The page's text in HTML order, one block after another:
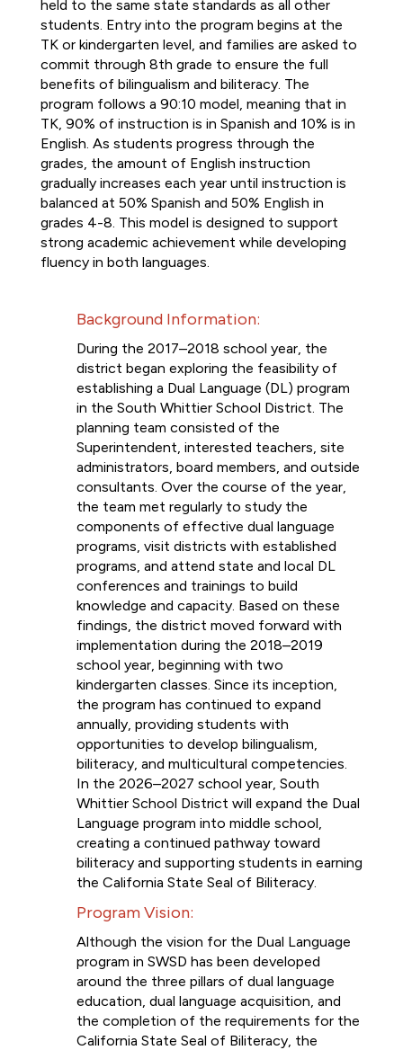
held to the same state standards as all other
students. Entry into the program begins at the
TK or kindergarten level, and families are asked to
commit through 8th grade to ensure the full
benefits of bilingualism and biliteracy. The
program follows a 90:10 model, meaning that in
TK, 90% of instruction is in Spanish and 10% is in
English. As students progress through the
grades, the amount of English instruction
gradually increases each year until instruction is
balanced at 50% Spanish and 50% English in
grades 4-8. This model is designed to support
strong academic achievement while developing
fluency in both languages.
Background Information:
During the 2017–2018 school year, the
district began exploring the feasibility of
establishing a Dual Language (DL) program
in the South Whittier School District. The
planning team consisted of the
Superintendent, interested teachers, site
administrators, board members, and outside
consultants. Over the course of the year,
the team met regularly to study the
components of effective dual language
programs, visit districts with established
programs, and attend state and local DL
conferences and trainings to build
knowledge and capacity. Based on these
findings, the district moved forward with
implementation during the 2018–2019
school year, beginning with two
kindergarten classes. Since its inception,
the program has continued to expand
annually, providing students with
opportunities to develop bilingualism,
biliteracy, and multicultural competencies.
In the 2026–2027 school year, South
Whittier School District will expand the Dual
Language program into middle school,
creating a continued pathway toward
biliteracy and supporting students in earning
the California State Seal of Biliteracy.
Program Vision:
Although the vision for the Dual Language
program in SWSD has been developed
around the three pillars of dual language
education, dual language acquisition, and
the completion of the requirements for the
California State Seal of Biliteracy, the